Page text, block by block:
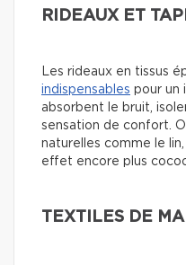
RIDEAUX ET
Les rideaux en tissus
indispensables pour un
absorbent le bruit,
sensation de confort.
naturelles comme le
effet encore plus
TEXTILES DE